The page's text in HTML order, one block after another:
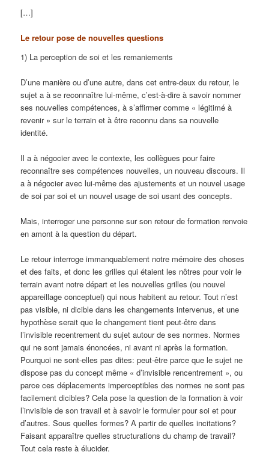
[…]
Le retour pose de nouvelles questions
1) La perception de soi et les remaniements
D’une manière ou d’une autre, dans cet entre-deux du retour, le
sujet a à se reconnaître lui-même, c’est-à-dire à savoir nommer
ses nouvelles compétences, à s’affirmer comme « légitimé à
revenir » sur le terrain et à être reconnu dans sa nouvelle
identité.
Il a à négocier avec le contexte, les collègues pour faire
reconnaître ses compétences nouvelles, un nouveau discours. Il
a à négocier avec lui-même des ajustements et un nouvel usage
de soi par soi et un nouvel usage de soi usant des concepts.
Mais, interroger une personne sur son retour de formation renvoie
en amont à la question du départ.
Le retour interroge immanquablement notre mémoire des choses
et des faits, et donc les grilles qui étaient les nôtres pour voir le
terrain avant notre départ et les nouvelles grilles (ou nouvel
appareillage conceptuel) qui nous habitent au retour. Tout n’est
pas visible, ni dicible dans les changements intervenus, et une
hypothèse serait que le changement tient peut-être dans
l’invisible recentrement du sujet autour de ses normes. Normes
qui ne sont jamais énoncées, ni avant ni après la formation.
Pourquoi ne sont-elles pas dites: peut-être parce que le sujet ne
dispose pas du concept même « d’invisible rencentrement », ou
parce ces déplacements imperceptibles des normes ne sont pas
facilement dicibles? Cela pose la question de la formation à voir
l’invisible de son travail et à savoir le formuler pour soi et pour
d’autres. Sous quelles formes? A partir de quelles incitations?
Faisant apparaître quelles structurations du champ de travail?
Tout cela reste à élucider.